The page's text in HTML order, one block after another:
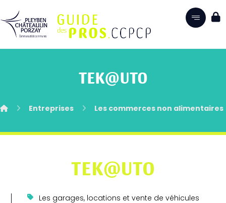
TEK@UTO
Entreprises Les commerces non alimentaires
TEK@UTO
Les garages, locations et vente de véhicules